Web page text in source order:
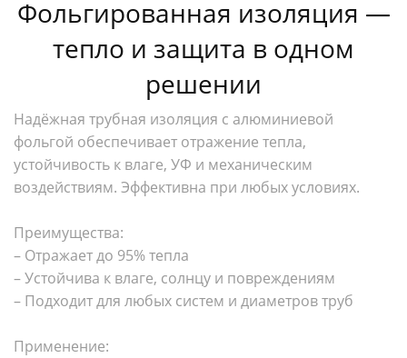
Фольгированная изоляция —
тепло и защита в одном
решении
Надёжная трубная изоляция с алюминиевой
фольгой обеспечивает отражение тепла,
устойчивость к влаге, УФ и механическим
воздействиям. Эффективна при любых условиях.
Преимущества:
– Отражает до 95% тепла
– Устойчива к влаге, солнцу и повреждениям
– Подходит для любых систем и диаметров труб
Применение: